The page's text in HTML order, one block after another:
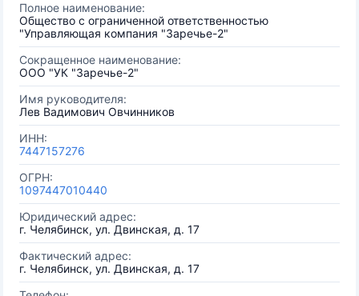
Полное наименование:
Общество с ограниченной ответственностью
"Управляющая компания "Заречье-2"
Сокращенное наименование:
ООО "УК "Заречье-2"
Имя руководителя:
Лев Вадимович Овчинников
ИНН:
7447157276
ОГРН:
1097447010440
Юридический адрес:
г. Челябинск, ул. Двинская, д. 17
Фактический адрес:
г. Челябинск, ул. Двинская, д. 17